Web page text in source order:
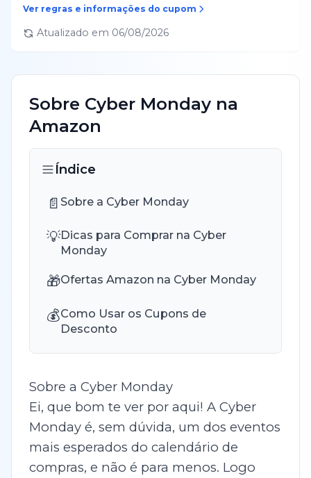
Ver regras e informações do cupom
Atualizado em 06/08/2026
Sobre Cyber Mondayna
Amazon
Índice
📄 Sobre a Cyber Monday
💡Dicas para Comprar na Cyber
Monday
🎁Ofertas Amazon na Cyber Monday
💰Como Usar os Cupons de
Desconto
Sobre a Cyber Monday
Ei, que bom te ver por aqui! A Cyber
Monday é, sem dúvida, um dos eventos
mais esperados do calendário de
compras, e não é para menos. Logo